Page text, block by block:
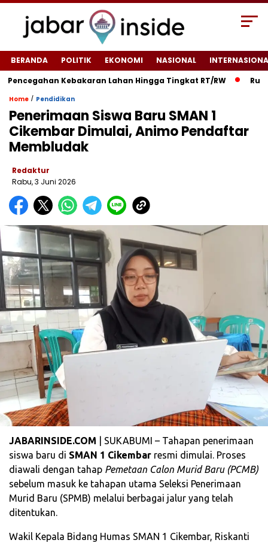
BERANDA POLITIK EKONOMI NASIONAL
Kebakaran Lahan Hingga Tingkat RT/RW‎
‎Rumah
Home / Pendidikan
Penerimaan Siswa Baru SMAN 1
Cikembar Dimulai, Animo Pendaftar
Membludak
Redaktur
Rabu, 3 Juni 2026
JABARINSIDE.COM | SUKABUMI – Tahapan penerimaan
siswa baru di SMAN 1 Cikembar resmi dimulai. Proses
diawali dengan tahap Pemetaan Calon Murid Baru (PCMB)
sebelum masuk ke tahapan utama Seleksi Penerimaan
Murid Baru (SPMB) melalui berbagai jalur yang telah
ditentukan.
Wakil Kepala Bidang Humas SMAN 1 Cikembar, Riskanti